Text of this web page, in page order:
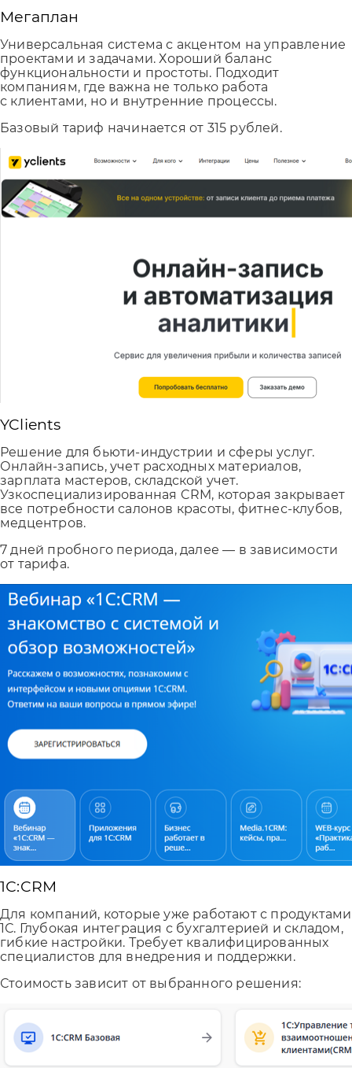
Мегаплан
Универсальная система с акцентом на управление
проектами и задачами. Хороший баланс
функциональности и простоты. Подходит
компаниям, где важна не только работа
с клиентами, но и внутренние процессы.
Базовый тариф начинается от 315 рублей.
YClients
Решение для бьюти-индустрии и сферы услуг.
Онлайн-запись, учет расходных материалов,
зарплата мастеров, складской учет.
Узкоспециализированная CRM, которая закрывает
все потребности салонов красоты, фитнес-клубов,
медцентров.
7 дней пробного периода, далее — в зависимости
от тарифа.
1С:CRM
Для компаний, которые уже работают с продуктами
1С. Глубокая интеграция с бухгалтерией и складом,
гибкие настройки. Требует квалифицированных
специалистов для внедрения и поддержки.
Стоимость зависит от выбранного решения: